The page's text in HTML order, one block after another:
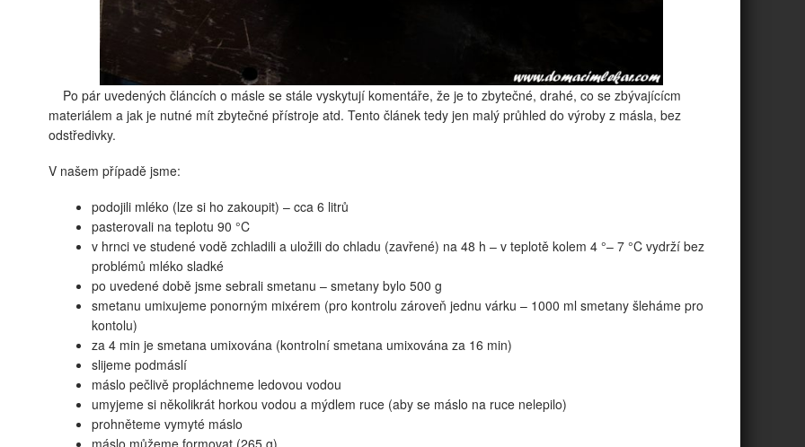
Po pár uvedených článcích o másle se stále vyskytují komentáře, že je to zbytečné, drahé, co se zbývajícícm
materiálem a jak je nutné mít zbytečné přístroje atd. Tento článek tedy jen malý průhled do výroby z másla, bez
odstředivky.
V našem případě jsme:
podojili mléko (lze si ho zakoupit) – cca 6 litrů
pasterovali na teplotu 90 °C
v hrnci ve studené vodě zchladili a uložili do chladu (zavřené) na 48 h – v teplotě kolem 4 °– 7 °C vydrží bez
problémů mléko sladké
po uvedené době jsme sebrali smetanu – smetany bylo 500 g
smetanu umixujeme ponorným mixérem (pro kontrolu zároveň jednu várku – 1000 ml smetany šleháme pro
kontolu)
za 4 min je smetana umixována (kontrolní smetana umixována za 16 min)
slijeme podmáslí
máslo pečlivě propláchneme ledovou vodou
umyjeme si několikrát horkou vodou a mýdlem ruce (aby se máslo na ruce nelepilo)
prohněteme vymyté máslo